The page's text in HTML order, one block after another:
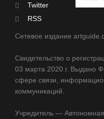
Twitter
RSS
Сетевое издание
Свидетельство о
03 марта 2020 г. Выдано
сфере связи,
коммуникаций.
Учредитель —